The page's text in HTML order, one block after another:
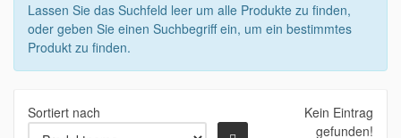
Lassen Sie das Suchfeld leer um alle Produkte zu finden,
oder geben Sie einen Suchbegriff ein, um ein bestimmtes
Produkt zu finden.
Sortiert nach
Kein Eintrag
gefunden!